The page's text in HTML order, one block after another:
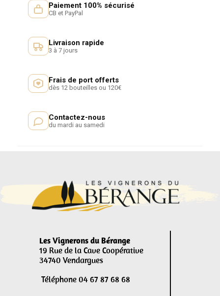
Paiement 100% sécurisé
CB et PayPal
Livraison rapide
3 à 7 jours
Frais de port offerts
dès 12 bouteilles ou 120€
Contactez-nous
du mardi au samedi
Les Vignerons du Bérange
19 Rue de la Cave Coopérative
34740 Vendargues
Téléphone 04 67 87 68 68